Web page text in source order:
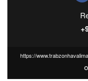
https://